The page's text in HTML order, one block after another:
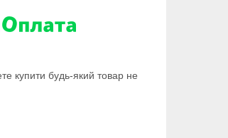
купити будь-який товар не